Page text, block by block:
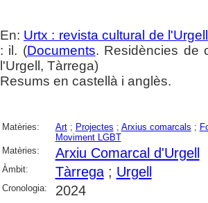
En: Urtx : revista cultural de l'Urgell
: il. (Documents. Residències de
l'Urgell, Tàrrega)
Resums en castellà i anglès.
Matèries: Art; Projectes ; Arxius comarcals ;
Moviment LGBT
Matèries:
Arxiu Comarcal d'Urgell
Àmbit: Tàrrega; Urgell
Cronologia: 2024